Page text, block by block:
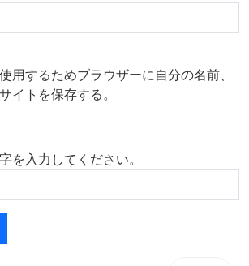
用するためブラウザーに自分の名前、
イトを保存する。
を入力してください。